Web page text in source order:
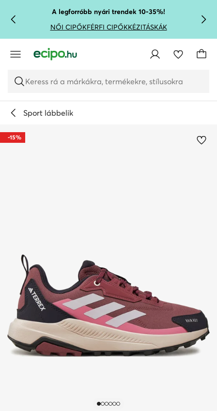
UGRÁS A FŐ TARTALOMRA
UGRÁS A KERESÉSHEZA legforróbb nyári trendek 10-35%!
NŐI CIPŐKFÉRFI CIPŐKKÉZITÁSKÁK
Keress rá a márkákra, termékekre, stílusokra
Sport lábbelik
-15%